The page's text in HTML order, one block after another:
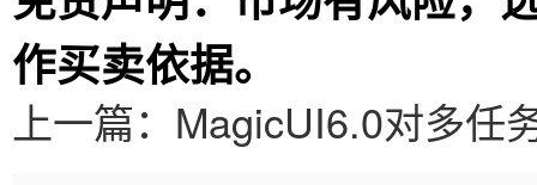
作买卖依据。
上一篇： MagicUI6.0对多任